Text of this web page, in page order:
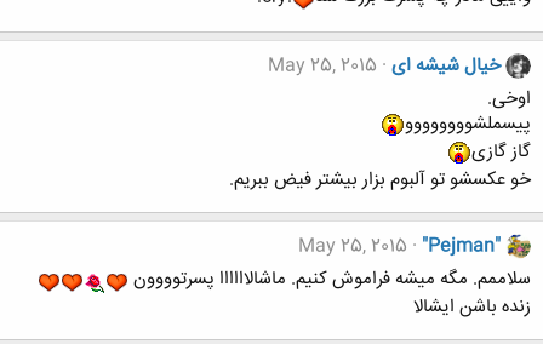
خیال شیشه ای May 25, 2015
اوخی.
پیسملشوووووووو
گاز گازی
خو عکسشو تو آلبوم بزار بیشتر فیض ببریم.
"Pejman"
May 25, 2015
سلاممم. مگه میشه فراموش کنیم. ماشالاااااا پسرتوووون
زنده باشن ایشالا